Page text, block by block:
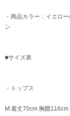
・商品カラー：イエロ
ン
■サイズ表
・トップス
M:着丈70cm 胸囲